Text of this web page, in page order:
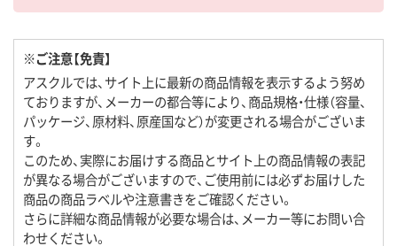
※ご注意【免責】
アスクルでは、サイト上に最新の商品情報を表示するよう努め
ておりますが、メーカーの都合等により、商品規格・仕様（容量、
パッケージ、原材料、原産国など）が変更される場合がございま
す。
このため、実際にお届けする商品とサイト上の商品情報の表記
が異なる場合がございますので、ご使用前には必ずお届けした
商品の商品ラベルや注意書きをご確認ください。
さらに詳細な商品情報が必要な場合は、メーカー等にお問い合
わせください。